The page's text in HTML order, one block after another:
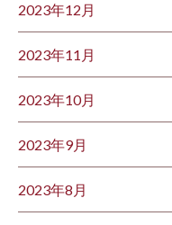
2023年12月
2023年11月
2023年10月
2023年9月
2023年8月